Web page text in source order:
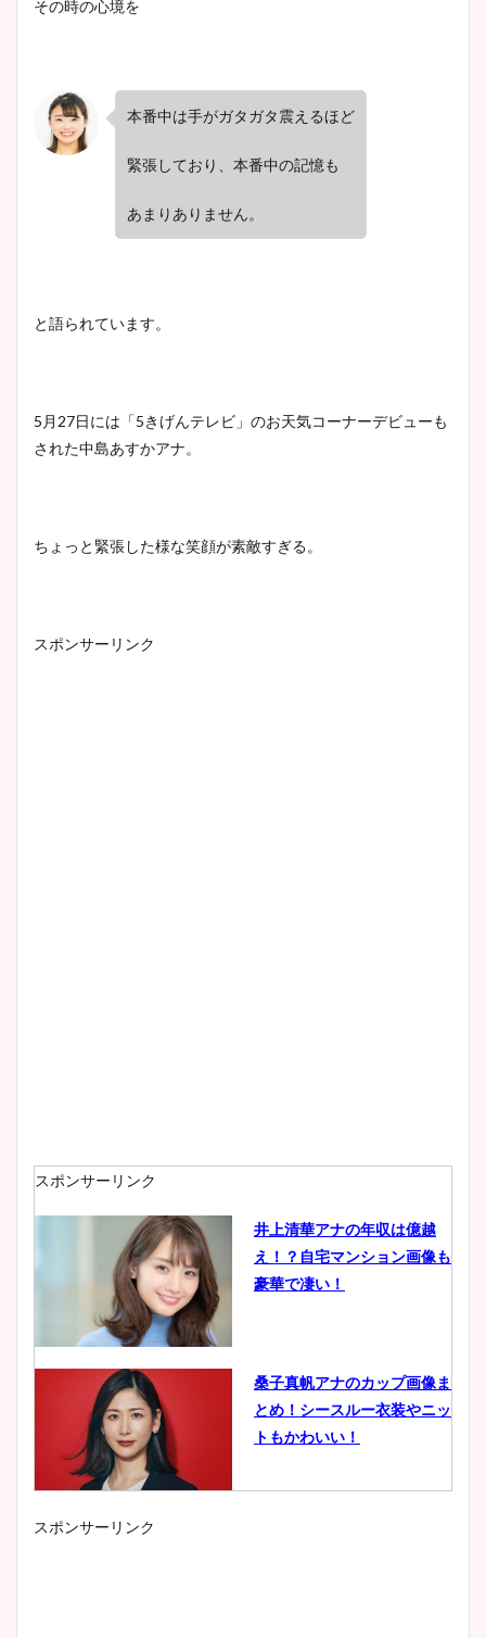
その時の心境を
本番中は手がガタガタ震えるほど
緊張しており、本番中の記憶も
あまりありません。
と語られています。
5 月 27日には「5きげんテレビ」のお天気コーナーデビューも
された中島あすかアナ。
ちょっと緊張した様な笑顔が素敵すぎる。
スポンサーリンク
スポンサーリンク
井上清華アナの年収は億越
え！？自宅マンション画像も
豪華で凄い！
桑子真帆アナのカップ画像ま
とめ！シースルー衣装やニッ
トもかわいい！
スポンサーリンク